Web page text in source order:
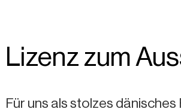
Lizenz zum
Für uns als stolzes